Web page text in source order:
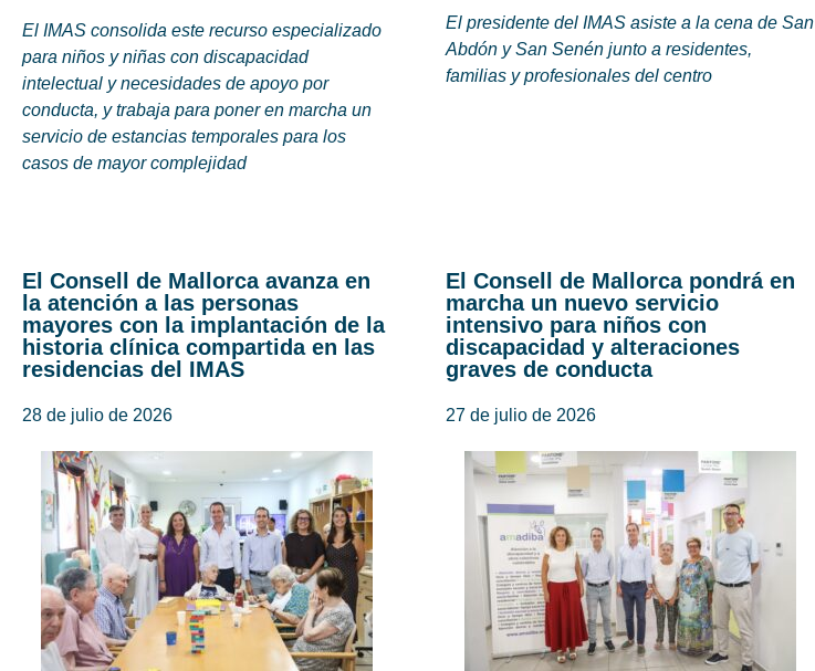
El IMAS consolida este recurso especializado
para niños y niñas con discapacidad
intelectual y necesidades de apoyo por
conducta, y trabaja para poner en marcha un
servicio de estancias temporales para los
casos de mayor complejidad
El presidente del IMAS asiste a la cena de San
Abdón y San Senén junto a residentes,
familias y profesionales del centro
El Consell de Mallorca avanza en
la atención a las personas
mayores con la implantación de la
historia clínica compartida en las
residencias del IMAS
28 de julio de 2026
El Consell de Mallorca pondrá en
marcha un nuevo servicio
intensivo para niños con
discapacidad y alteraciones
graves de conducta
27 de julio de 2026